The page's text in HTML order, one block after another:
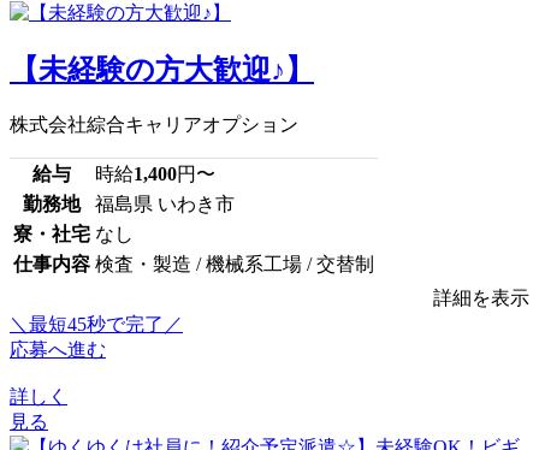
【未経験の方大歓迎♪】
株式会社綜合キャリアオプション
給与 時給1,400円〜
勤務地
福島県 いわき市
寮・社宅 なし
仕事内容 検査・製造 / 機械系工場 / 交替制
詳細を表示
＼最短45秒で完了／
応募へ進む
詳しく
見る